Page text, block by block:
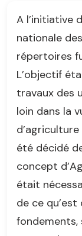
A l’initiative
nationale
répertoires
L’objectif
travaux des
loin dans la
été décidé
concept
était
de ce
fondements,